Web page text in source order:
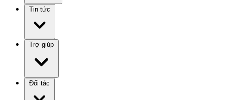
Tin tức
Trợ giúp
Đối tác